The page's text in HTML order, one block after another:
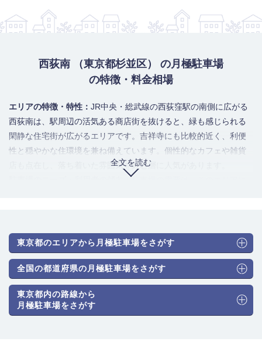
西荻南 （東京都杉並区） の月極駐車場
の特徴・料金相場
全文を読む
エリアの特徴・特性： JR中央・総武線の西荻窪駅の南側に広がる
西荻南は、駅周辺の活気ある商店街を抜けると、緑も感じられる
閑静な住宅街が広がるエリアです。吉祥寺にも比較的近く、利便
性と穏やかな住環境を兼ね備えています。個性的なカフェや雑貨
店も点在し、落ち着いた雰囲気を好む層に人気があります。
駐車場のニーズ・利用者の傾向：
勤・業務用需要も重なり、供給は常に逼迫しています。
駐車場のタイプと月極料金相場：住宅街の屋外平面駐車場と、マ
ンションに併設された機械式駐車場が混在しています。人気エリ
アのため、料金相場は杉並区内でも高水準で推移しています。
普通車（機械式）：28,000円～45,000円
普通車（平面式）：33,000円～55,000円
東京都のエリアから月極駐車場をさがす
全国の都道府県の月極駐車場をさがす
東京都内の路線から
月極駐車場をさがす